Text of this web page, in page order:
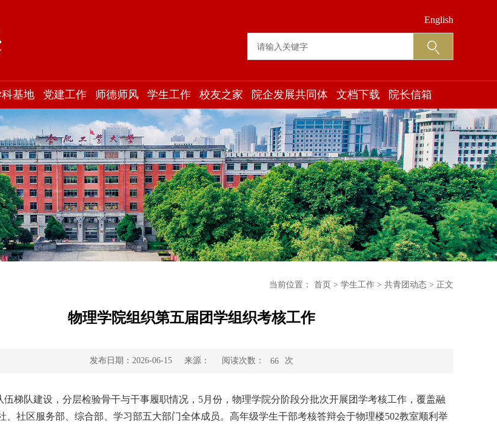
English
基地 党建工作 师德师风 学生工作 校友之家 院企发展共同体 文档下载 院长信箱
当前位置： 首页 > 学生工作 > 共青团动态 > 正文
物理学院组织第五届团学组织考核工作
发布日期：2026-06-15 来源： 阅读次数： 66 次
伍梯队建设，分层检验骨干与干事履职情况，5月份，物理学院分阶段分批次开展团学考核工作，覆盖融
、社区服务部、综合部、学习部五大部门全体成员。高年级学生干部考核答辩会于物理楼502教室顺利举